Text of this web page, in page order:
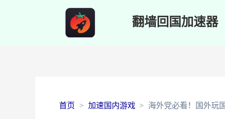
翻墙回国加速器
首页 加速国内游戏 海外党必看！国外玩